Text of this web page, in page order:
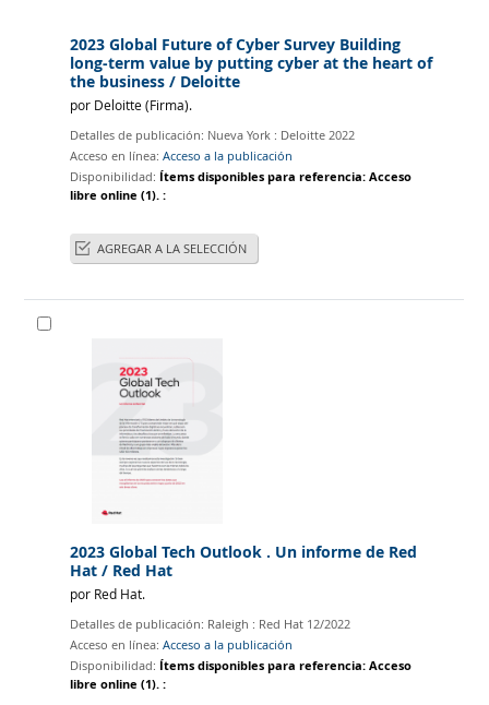
2023 Global Future of Cyber Survey Building
long-term value by putting cyber at the heart of
the business/ Deloitte
por Deloitte (Firma)‪.
Detalles de publicación: Nueva York : Deloitte 2022
Acceso en línea:Acceso a la publicación
Disponibilidad: Ítems disponibles para referencia:Acceso
libre online (1).:
AGREGAR A LA SELECCIÓN
2023 Global Tech Outlook . Un informe de Red
Hat/ Red Hat
por Red Hat.
Detalles de publicación: Raleigh : Red Hat 12/2022
Acceso en línea:Acceso a la publicación
Disponibilidad: Ítems disponibles para referencia:Acceso
libre online (1).: